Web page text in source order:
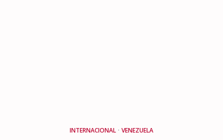
INTERNACIONAL · VENEZUELA